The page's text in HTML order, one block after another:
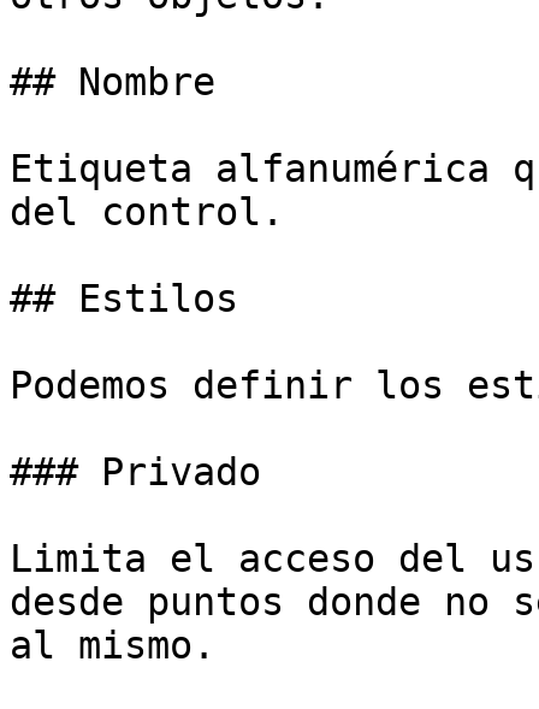
## Nombre
Etiqueta alfanumérica
del control.
## Estilos
Podemos definir los
### Privado
Limita el acceso del
desde puntos donde no
al mismo.